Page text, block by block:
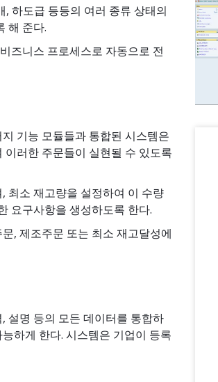
, 하도급 등등의 여러 종류 상태의
해 준다.
즈니스 프로세스로 자동으로 전
기능 모듈들과 통합된 시스템은
러한 주문들이 실현될 수 있도록
최소 재고량을 설정하여 이 수량
요구사항을 생성하도록 한다.
, 제조주문 또는 최소 재고달성에
설명 등의 모든 데이터를 통합하
하게 한다. 시스템은 기업이 등록